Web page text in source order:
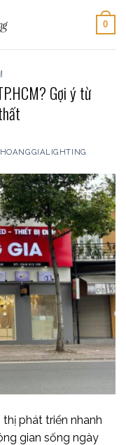
0
Gợi ý từ
HOANGGIALIGHTING
phát triển nhanh
gian sống ngày